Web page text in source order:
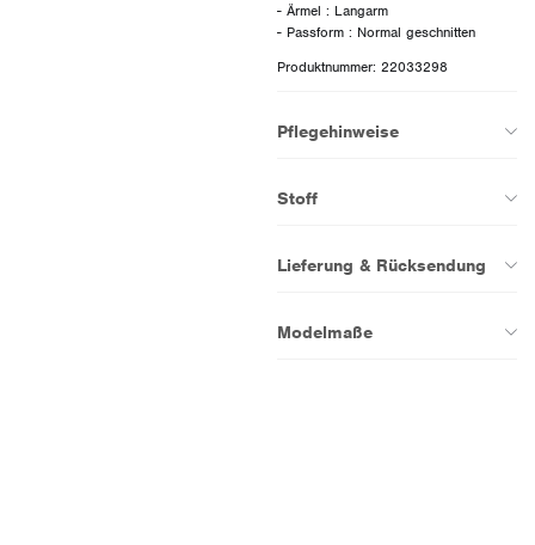
- Ärmel : Langarm
- Passform : Normal geschnitten
Produktnummer: 22033298
Pflegehinweise
Stoff
Lieferung & Rücksendung
Modelmaße